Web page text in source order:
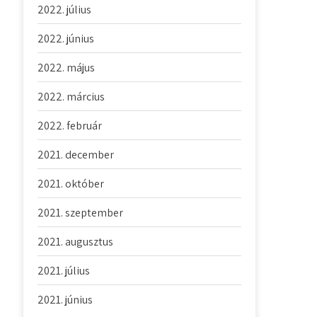
2022. július
2022. június
2022. május
2022. március
2022. február
2021. december
2021. október
2021. szeptember
2021. augusztus
2021. július
2021. június